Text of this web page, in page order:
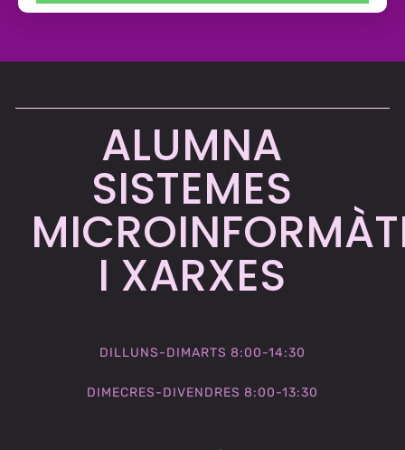
ALUMNA
SISTEMES
I XARXES​
DILLUNS-DIMARTS 8:00-14:30
DIMECRES-DIVENDRES 8:00-13:30